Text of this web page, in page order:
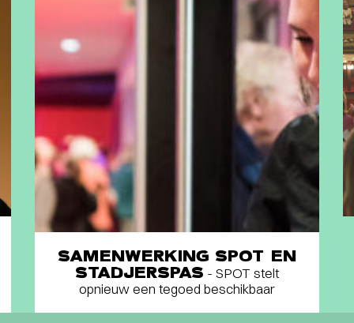
SAMENWERKING SPOT EN
STADJERSPAS - SPOT stelt
opnieuw een tegoed beschikbaar